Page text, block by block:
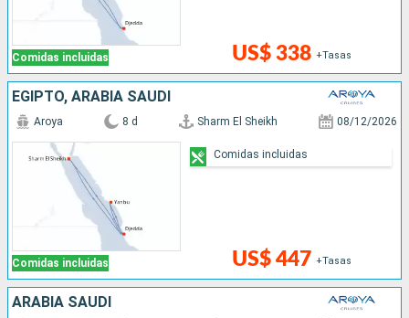
Comidas incluidas US$ 338 +Tasas
EGIPTO, ARABIA SAUDÍ
Comidas incluidas
Aroya 8 d Sharm El Sheikh 08/12/2026
US$ 447 +Tasas
Comidas incluidas
ARABIA SAUDÍ